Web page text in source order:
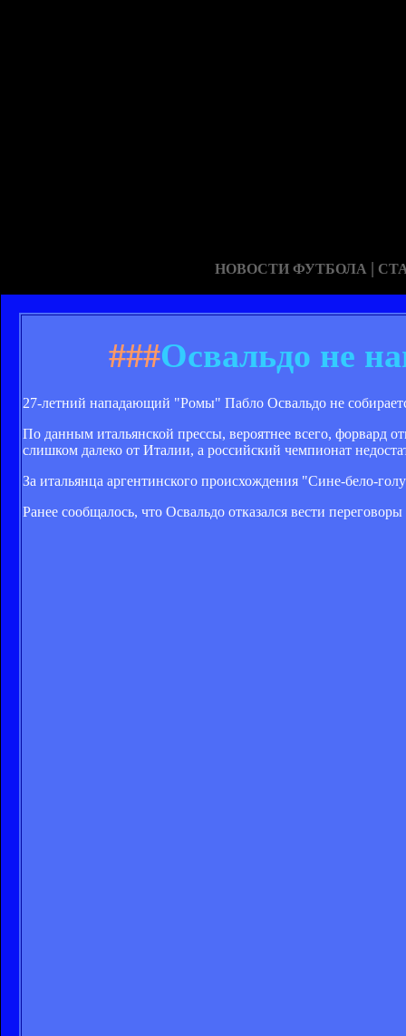
НОВОСТИ ФУТБОЛА |
###Освальдо не
27-летний нападающий "Ромы" Пабло Освальдо не
По данным итальянской прессы, вероятнее всего, форвард
слишком далеко от Италии, а российский чемпионат
За итальянца аргентинского происхождения "Сине-бело-
Ранее сообщалось, что Освальдо отказался вести